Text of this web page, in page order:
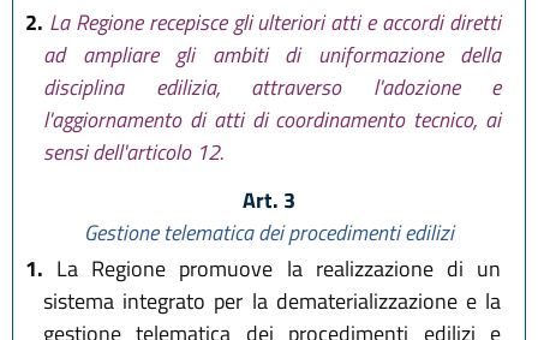
2. La Regione recepisce gli ulteriori atti e accordi diretti
ad ampliare gli ambiti di uniformazione della
disciplina edilizia, attraverso l'adozione e
l'aggiornamento di atti di coordinamento tecnico, ai
sensi dell'articolo 12.
Art. 3
Gestione telematica dei procedimenti edilizi
1. La Regione promuove la realizzazione di un
sistema integrato per la dematerializzazione e la
gestione telematica dei procedimenti edilizi e